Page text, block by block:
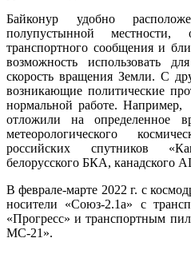
Байконур удобно
полупустынной местности,
транспортного сообщения и
возможность использовать
скорость вращения Земли. С
возникающие политические
нормальной работе. Например,
отложили на определенное
метеорологического
российских спутников
белорусского БКА, канадского
В феврале-марте 2022 г. с
носители «Союз-2.1а» с
«Прогресс» и транспортным
МС-21».